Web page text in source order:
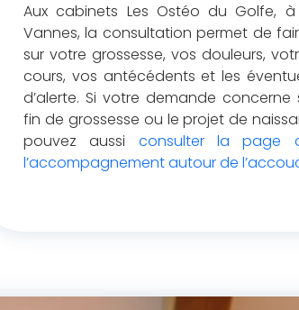
Aux cabinets Les Ostéo du Golfe,
Vannes, la consultation permet de
sur votre grossesse, vos douleurs,
cours, vos antécédents et les
d’alerte. Si votre demande concerne
fin de grossesse ou le projet de
pouvez aussi consulter la page
l’accompagnement autour de